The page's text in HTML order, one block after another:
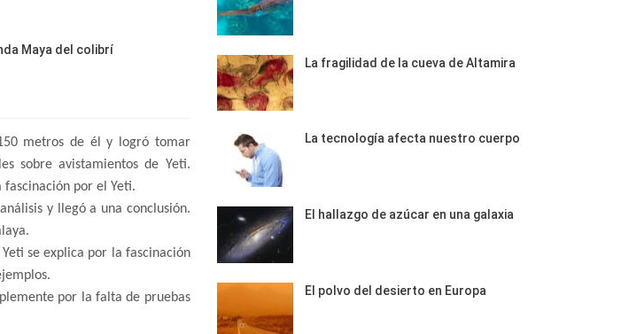
Maya del colibrí
metros de él y logró tomar
sobre avistamientos de Yeti.
fascinación por el Yeti.
y llegó a una conclusión.
se explica por la fascinación
por la falta de pruebas
La fragilidad de la cueva de Altamira
La tecnología afecta nuestro cuerpo
El hallazgo de azúcar en una galaxia
El polvo del desierto en Europa